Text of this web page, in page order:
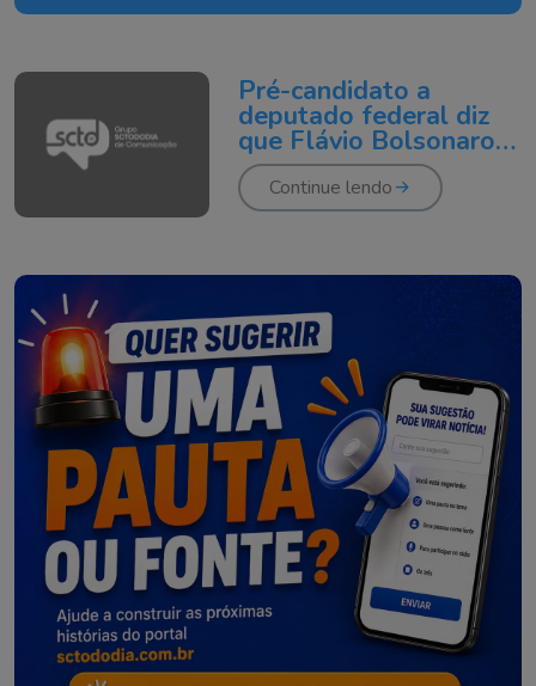
Pré-candidato a
deputado federal diz
que Flávio Bolsonaro
favoreceria Lula em
2026Continue lendo